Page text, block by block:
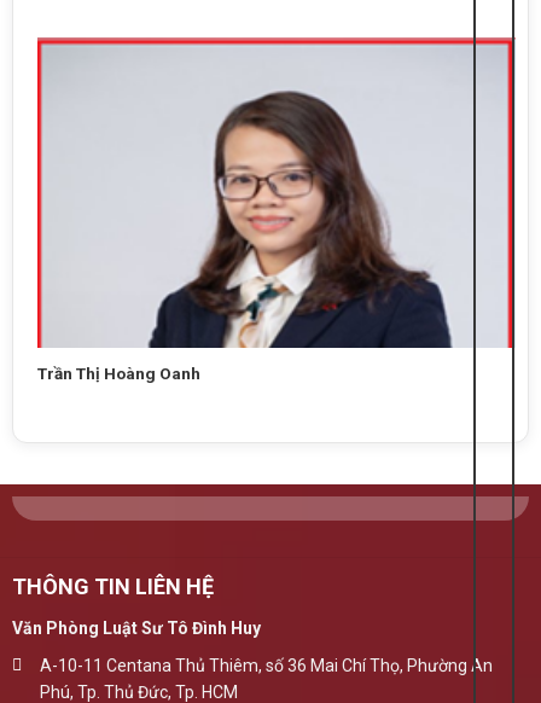
Trần Thị Hoàng Oanh
THÔNG TIN LIÊN HỆ
Văn Phòng Luật Sư Tô Đình Huy
A-10-11 Centana Thủ Thiêm, số 36 Mai Chí Thọ, Phường An
Phú, Tp. Thủ Đức, Tp. HCM